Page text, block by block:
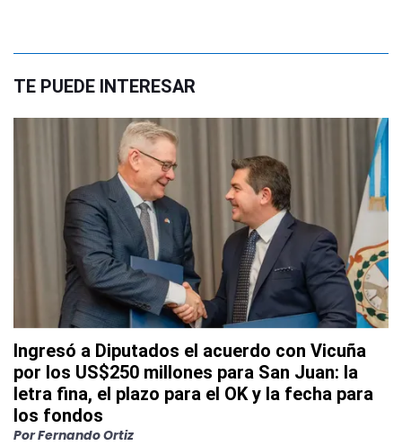
TE PUEDE INTERESAR
Ingresó a Diputados el acuerdo con Vicuña
por los US$250 millones para San Juan: la
letra fina, el plazo para el OK y la fecha para
los fondos
PorFernando Ortiz